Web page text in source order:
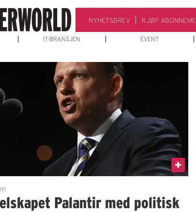
NYHETSBREV KJØP
IT-BRANSJEN EVENT
Palantir med politisk